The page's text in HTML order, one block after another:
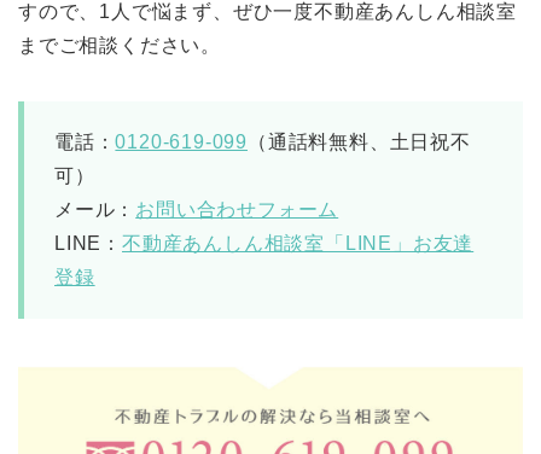
すので、1人で悩まず、ぜひ一度不動産あんしん相談室
までご相談ください。
電話：0120-619-099
（通話料無料、土日祝不
可）
メール： お問い合わせフォーム
LINE： 不動産あんしん相談室「LINE」お友達
登録